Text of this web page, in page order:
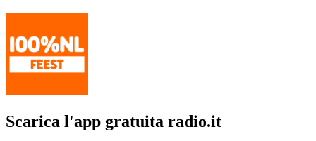
Scarica l'app gratuita radio.it